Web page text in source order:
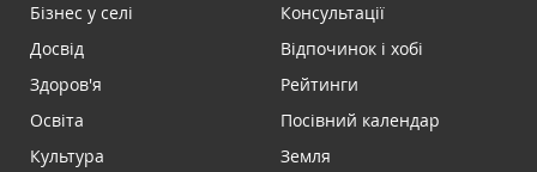
Бізнес у селі
Досвід
Здоров'я
Освіта
Культура
Консультації
Відпочинок і хобі
Рейтинги
Посівний календар
Земля